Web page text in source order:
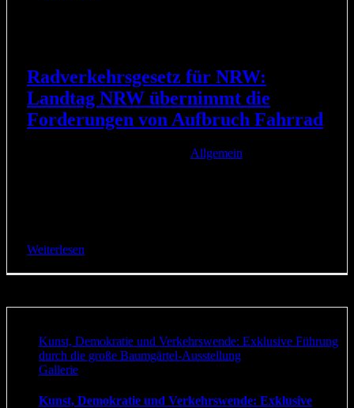
Radverkehrsgesetz für NRW:
Landtag NRW übernimmt die
Forderungen von Aufbruch Fahrrad
Allgemein
Weiterlesen
Kunst, Demokratie und Verkehrswende: Exklusive Führung
durch die große Baumgärtel-Ausstellung
Gallerie
Kunst, Demokratie und Verkehrswende: Exklusive